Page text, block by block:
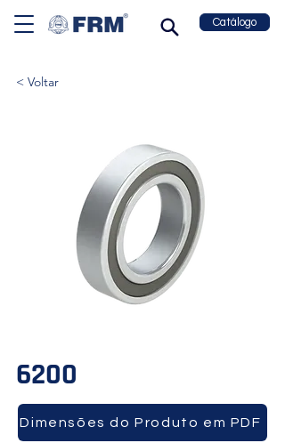
Catálogo
< Voltar
6200
Dimensões do Produto em PDF